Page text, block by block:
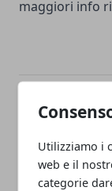
Utilizziamo i
web e il
categorie
maggiori info
Facebook